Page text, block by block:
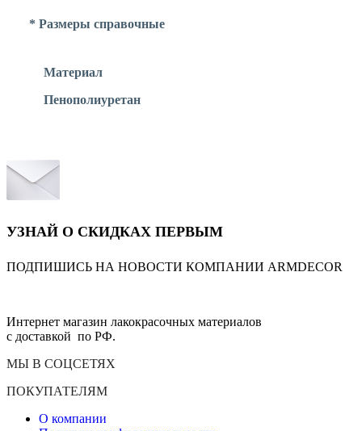
* Размеры справочные
Материал
Пенополиуретан
УЗНАЙ О СКИДКАХ ПЕРВЫМ
ПОДПИШИСЬ НА НОВОСТИ КОМПАНИИ ARMDECOR
Интернет магазин лакокрасочных материалов
с доставкой по РФ.
МЫ В СОЦСЕТЯХ
ПОКУПАТЕЛЯМ
О компании